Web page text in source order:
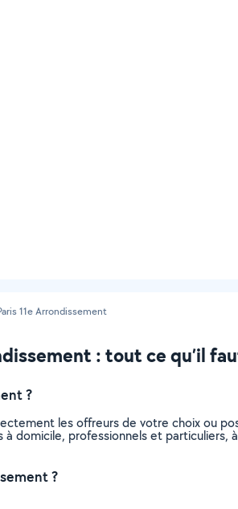
11e Arrondissement
: tout ce qu’il
?
les offreurs de votre choix ou
domicile, professionnels et particuliers,
?